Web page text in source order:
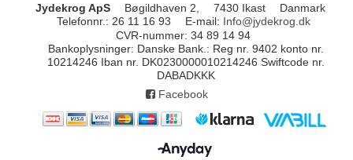
Jydekrog ApS Bøgildhaven 2, 7430 Ikast
Danmark
Telefonnr.: 26 11 16 93 E-mail: Info@jydekrog.dk
CVR-nummer: 34 89 14 94
Bankoplysninger: Danske Bank.: Reg nr. 9402 konto nr.
10214246 Iban nr. DK0230000010214246 Swiftcode nr.
DABADKKK
Facebook